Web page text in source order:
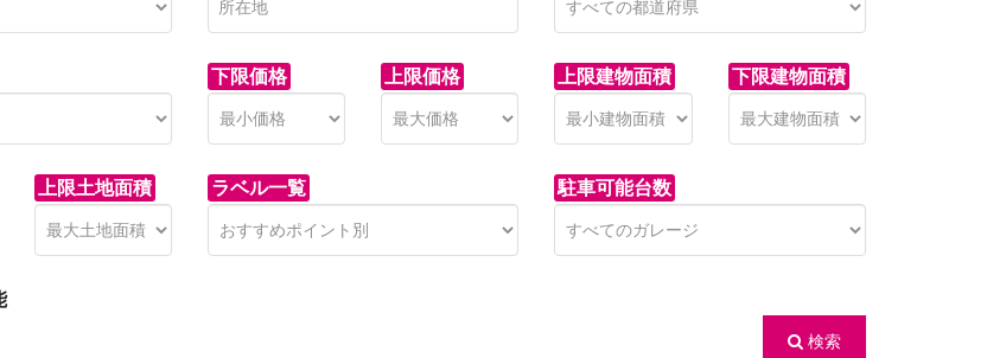
下限価格 上限価格 上限建物面積 下限建物面積
上限土地面積 ラベル一覧 駐車可能台数
検索